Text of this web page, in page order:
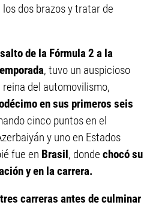
dos brazos y tratar de
de la Fórmula 2 a la
, tuvo un auspicioso
del automovilismo,
en sus primeros seis
cinco puntos en el
y uno en Estados
fue en Brasil, donde chocó su
y en la carrera.
carreras antes de culminar